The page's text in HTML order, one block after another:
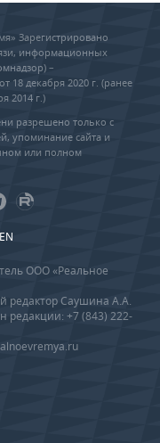
Зарегистрировано
информационных
–
18 декабря 2020 г. (ранее
2014 г.)
разрешено только с
упоминание сайта и
или полном
EN
ООО «Реальное
редактор Саушина А.А.
редакции: +7 (843) 222-